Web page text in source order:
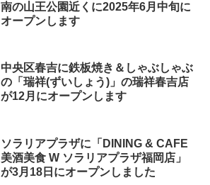
南の山王公園近くに2025年6月中旬に
オープンします
中央区春吉に鉄板焼き＆しゃぶしゃぶ
の「瑞祥(ずいしょう)」の瑞祥春吉店
が12月にオープンします
ソラリアプラザに「DINING & CAFE
美酒美食 W ソラリアプラザ福岡店」
が3月18日にオープンしました